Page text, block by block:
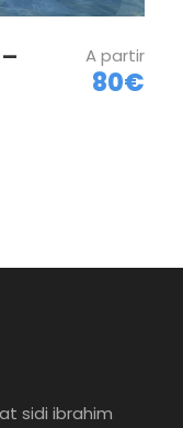
—
A partir
80€
sidi ibrahim